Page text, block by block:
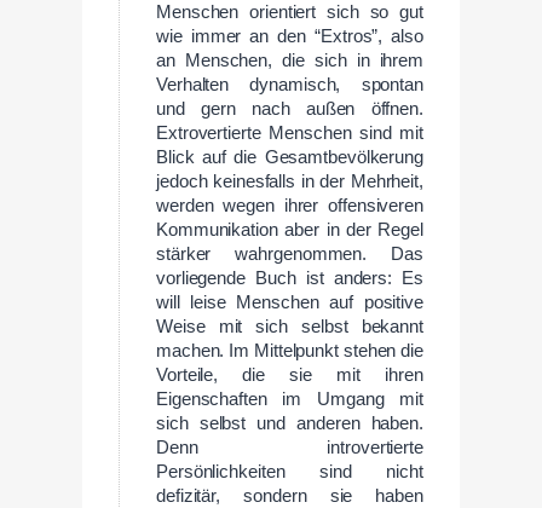
Menschen orientiert sich so gut
wie immer an den “Extros”, also
an Menschen, die sich in ihrem
Verhalten dynamisch, spontan
und gern nach außen öffnen.
Extrovertierte Menschen sind mit
Blick auf die Gesamtbevölkerung
jedoch keinesfalls in der Mehrheit,
werden wegen ihrer offensiveren
Kommunikation aber in der Regel
stärker wahrgenommen. Das
vorliegende Buch ist anders: Es
will leise Menschen auf positive
Weise mit sich selbst bekannt
machen. Im Mittelpunkt stehen die
Vorteile, die sie mit ihren
Eigenschaften im Umgang mit
sich selbst und anderen haben.
Denn introvertierte
Persönlichkeiten sind nicht
defizitär, sondern sie haben